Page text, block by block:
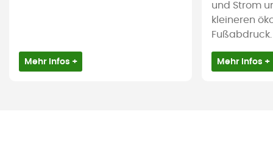
Mehr Infos +
und Strom
kleineren
Fußabdruck.
Mehr Infos +